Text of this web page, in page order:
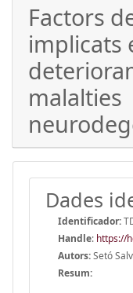
Factors
implicats
malalties
Dades
Identificador:
Handle: https://
Autors:Setó
Resum: